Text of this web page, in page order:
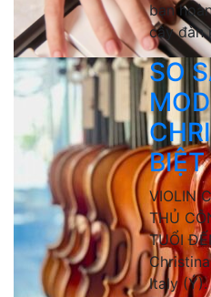
bạn
cây đàn
SO
VIOLIN
THỦ
TUỔI
Italy